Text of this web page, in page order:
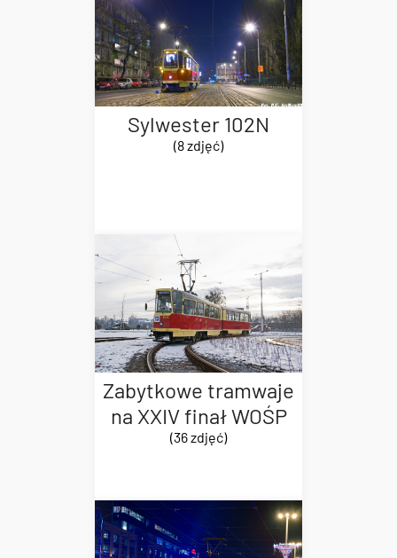
Sylwester 102N
(8 zdjęć)
Zabytkowe tramwaje
na XXIV finał WOŚP
(36 zdjęć)